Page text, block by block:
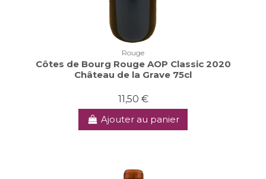
Rouge
Côtes de Bourg Rouge AOP Classic 2020
Château de la Grave 75cl
11,50 €
Ajouter au panier